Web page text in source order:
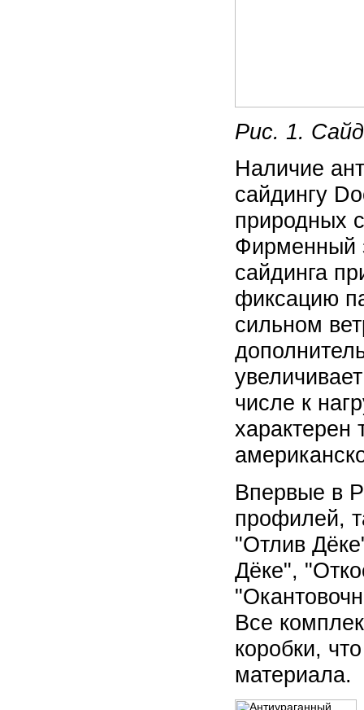
Рис. 1.
Наличие
сайдингу
природных
Фирменный
сайдинга
фиксацию
сильном
числе к
характерен
Впервые в
профилей,
"Отлив
Дёке",
Все
коробки,
материала.